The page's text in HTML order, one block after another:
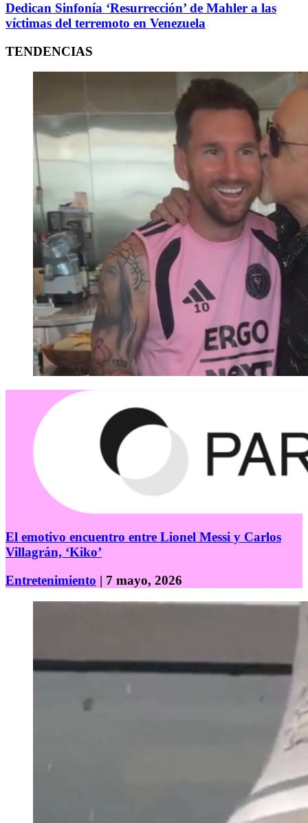
Dedican Sinfonía ‘Resurrección’ de Mahler a las
víctimas del terremoto en Venezuela
TENDENCIAS
El emotivo encuentro entre Lionel Messi y Carlos
Villagrán, ‘Kiko’
Entretenimiento | 7 mayo, 2026